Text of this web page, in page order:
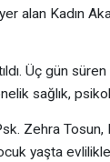
alan Kadın
Üç gün
sağlık,
Zehra
yaşta